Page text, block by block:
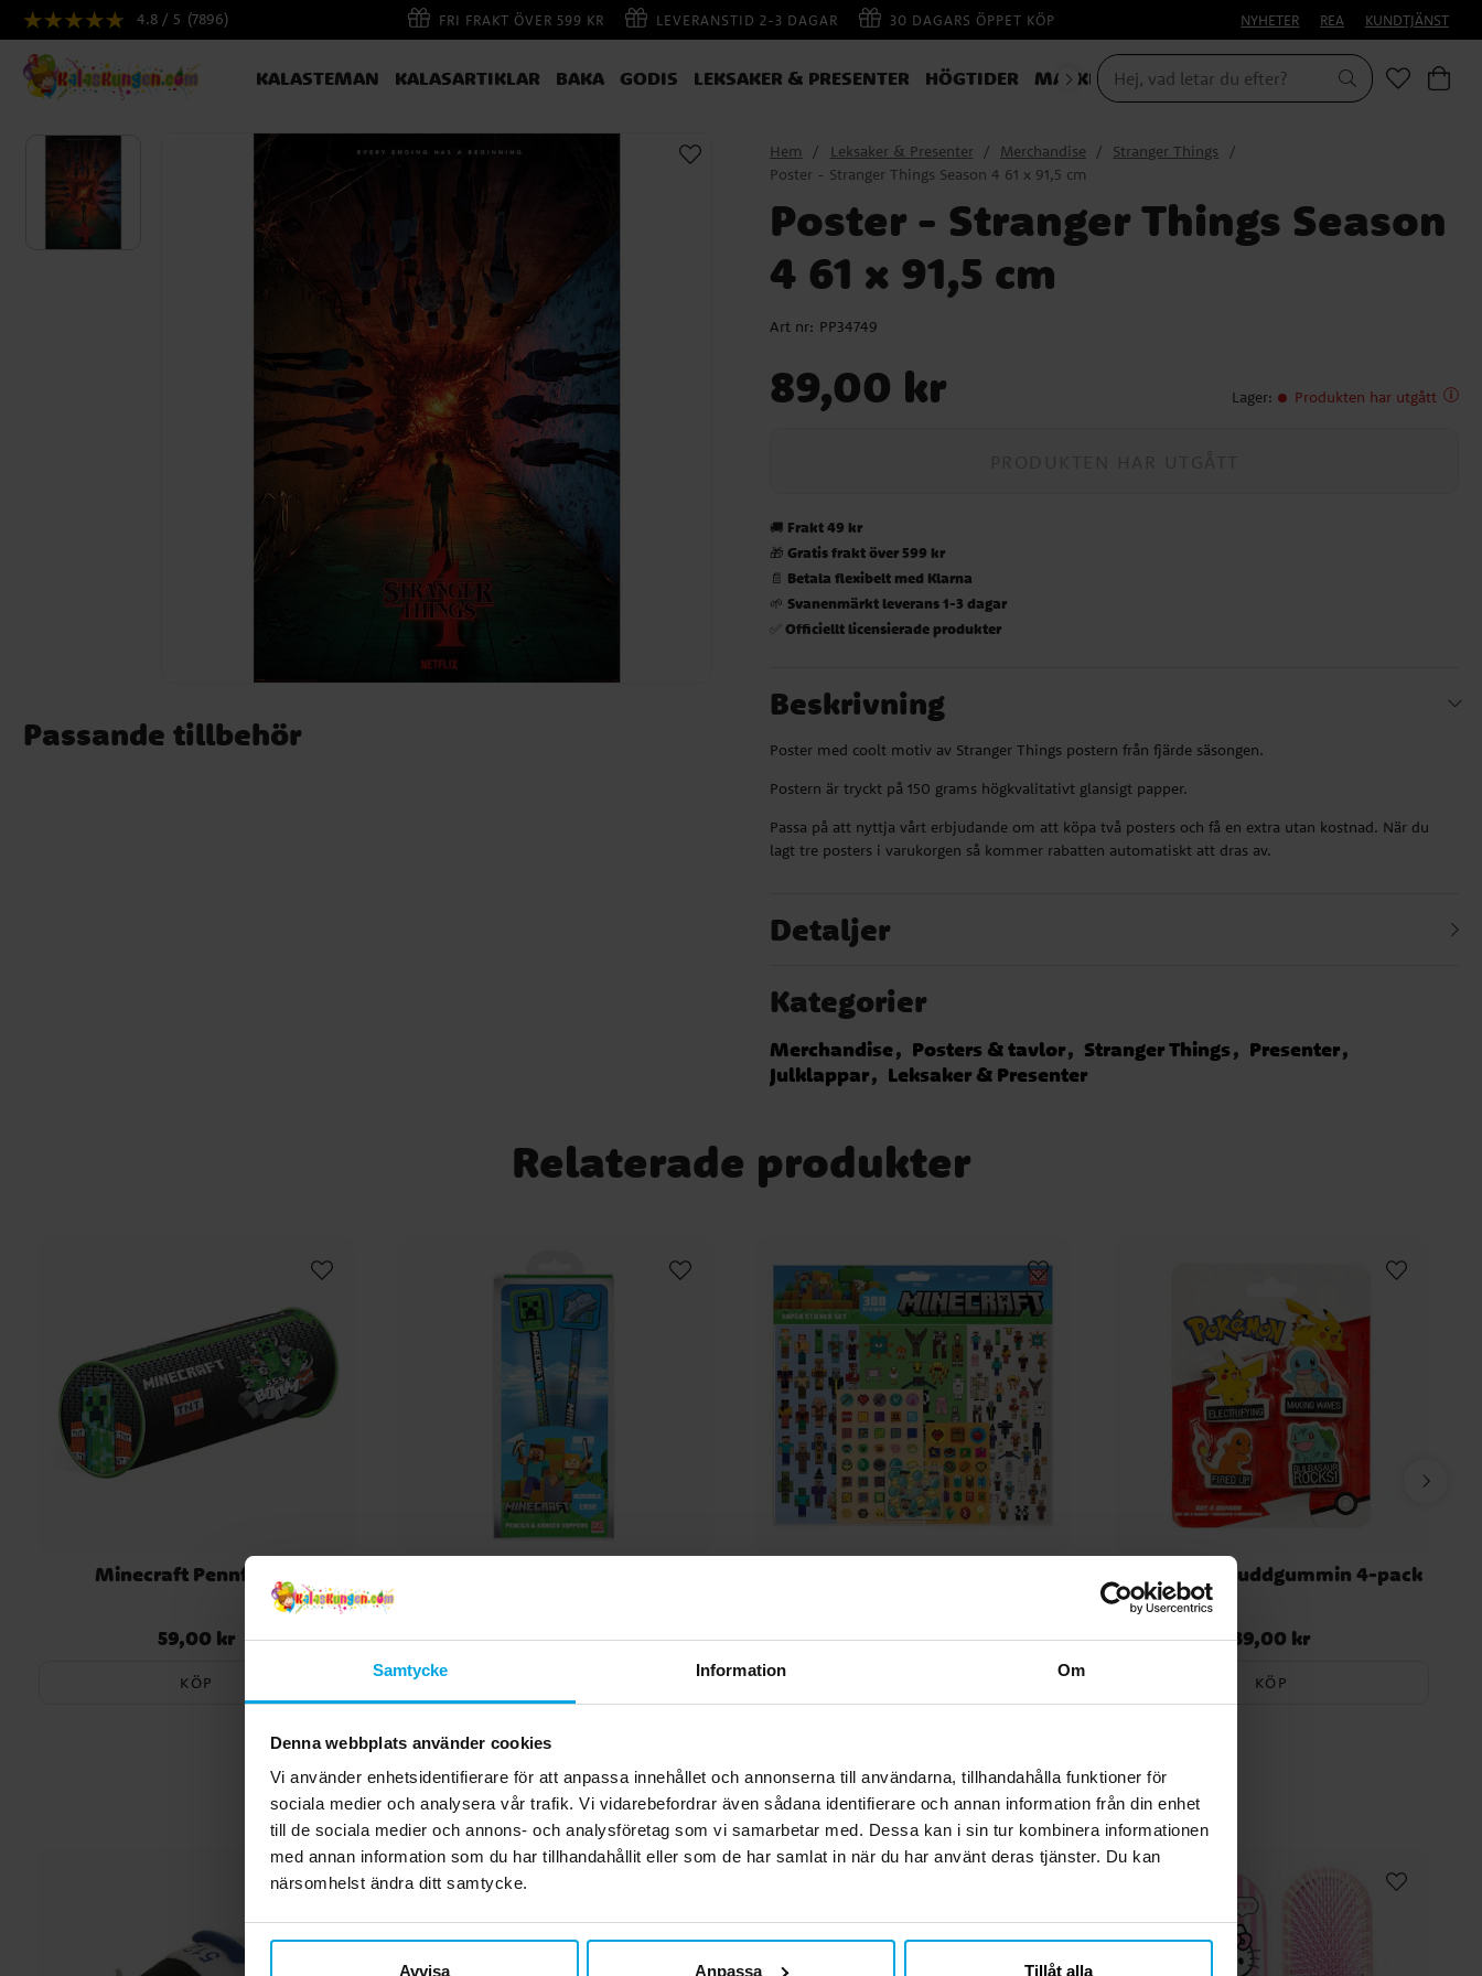
Samtycke Information Om
Denna webbplats använder cookies
Vi använder enhetsidentifierare för att anpassa innehållet och annonserna till användarna, tillhandahålla funktioner för
sociala medier och analysera vår trafik. Vi vidarebefordrar även sådana identifierare och annan information från din enhet
till de sociala medier och annons- och analysföretag som vi samarbetar med. Dessa kan i sin tur kombinera informationen
med annan information som du har tillhandahållit eller som de har samlat in när du har använt deras tjänster. Du kan
närsomhelst ändra ditt samtycke.
Avvisa Anpassa Tillåt alla
4.8 / 5 (7896) FRI FRAKT ÖVER 599 KR LEVERANSTID 2-3 DAGAR 30 DAGARS ÖPPET KÖP NYHETER REA KUNDTJÄNST
KALASTEMAN KALASARTIKLAR BAKA GODIS LEKSAKER & PRESENTER HÖGTIDER MASKERAD
Passande tillbehör
Hem Leksaker & Presenter Merchandise
Stranger Things
Poster - Stranger Things Season 4 61 x 91,5 cm
Poster - Stranger Things Season
4 61 x 91,5 cm
Art nr: PP34749
89,00 kr Lager: Produkten har utgått
🚚 Frakt 49 kr
🎁Gratis frakt över 599 kr
📄 Betala flexibelt med Klarna
🌱Svanenmärkt leverans 1-3 dagar
✅Officiellt licensierade produkter
Beskrivning
Poster med coolt motiv av Stranger Things postern från fjärde säsongen.
Postern är tryckt på 150 grams högkvalitativt glansigt papper.
Passa på att nyttja vårt erbjudande om att köpa två posters och få en extra utan kostnad. När du
lagt tre posters i varukorgen så kommer rabatten automatiskt att dras av.
Detaljer
Kategorier
Merchandise Posters & tavlor Stranger Things
Presenter
Julklappar
Leksaker & Presenter
Relaterade produkter
Minecraft Pennfodral
Pris:59,00 kr
59,00 kr
KÖP
Pris:59,00 kr
59,00 kr Pris:89,00 kr
89,00 kr
Pokémon - Suddgummin 4-pack
Pris:39,00 kr
39,00 kr
KÖP
Andra köpte även